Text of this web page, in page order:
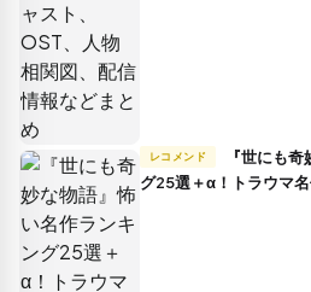
レコメンド
グ25選＋α！トラウマ